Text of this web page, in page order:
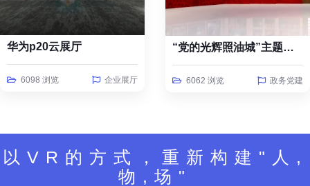
华为p20云展厅
6098 浏览 企业展厅
“党的光辉照油城”主题线上云展览
6062 浏览 政务党建
以VR的方式，重新构建"人,
物,场"